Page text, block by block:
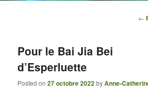
←
Pour le Bai Jia Bei
d’Esperluette
Posted on27 octobre 2022byAnne-